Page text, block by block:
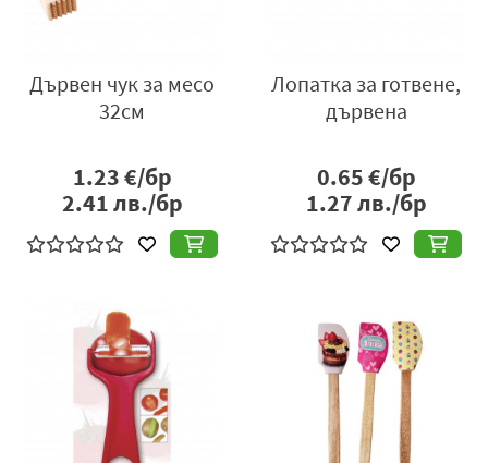
Дървен чук за месо
32см
1.23€/бр
2.41лв./бр
Лопатка за готвене,
дървена
0.65€/бр
1.27лв./бр